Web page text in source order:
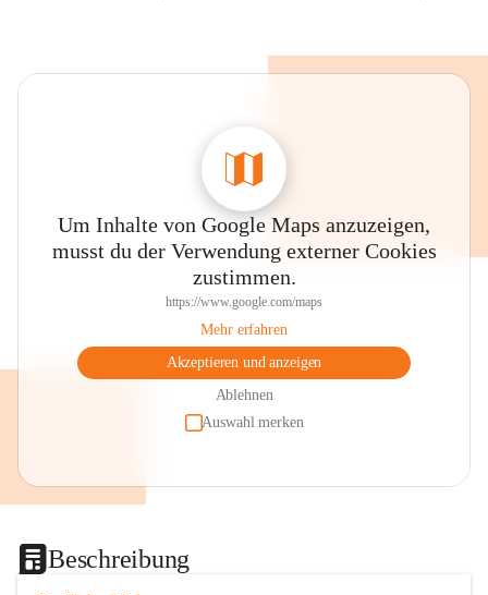
Um Inhalte von Google Maps anzuzeigen,
musst du der Verwendung externer Cookies
zustimmen.
https://www.google.com/maps
Mehr erfahren
Akzeptieren und anzeigen
Ablehnen
Auswahl merken
Beschreibung